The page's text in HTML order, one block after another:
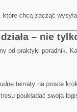
które chcą zacząć
– nie
od praktyki poradnik.
tematy na proste
poukładać swoją